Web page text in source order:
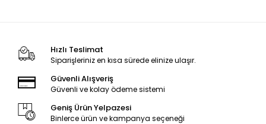
Hızlı Teslimat
Siparişleriniz en kısa sürede elinize ulaşır.
Güvenli Alışveriş
Güvenli ve kolay ödeme sistemi
Geniş Ürün Yelpazesi
Binlerce ürün ve kampanya seçeneği